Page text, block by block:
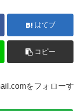
はてブ
コピー
をフォローす